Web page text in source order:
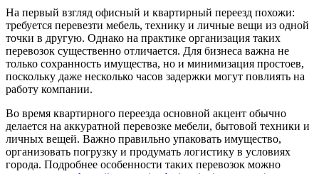
На первый взгляд офисный и квартирный переезд похожи:
требуется перевезти мебель, технику и личные вещи из одной
точки в другую. Однако на практике организация таких
перевозок существенно отличается. Для бизнеса важна не
только сохранность имущества, но и минимизация простоев,
поскольку даже несколько часов задержки могут повлиять на
работу компании.
Во время квартирного переезда основной акцент обычно
делается на аккуратной перевозке мебели, бытовой техники и
личных вещей. Важно правильно упаковать имущество,
организовать погрузку и продумать логистику в условиях
города. Подробнее особенности таких перевозок можно